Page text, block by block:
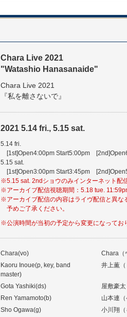
Chara Live 2021
"Watashio Hanasanaide"
Chara Live 2021
『私を離さないで』
2021 5.14 fri., 5.15 sat.
5.14 fri.
[1st]Open4:00pm Start5:00pm
5.15 sat.
[1st]Open3:00pm Start3:45pm
※5.15 sat. 2ndショウのみインターネット配
※アーカイブ配信視聴期間：5.18 tue.
※アーカイブ配信の内容はライヴ配信と異な
予めご了承ください。
※公演時間が当初の予定から変更になってお
Chara(vo)
Chara（
Kaoru Inoue(p, key, band
master)
井上薫
Gota Yashiki(ds)
屋敷豪
Ren Yamamoto(b)
山本連
Sho Ogawa(g)
小川翔